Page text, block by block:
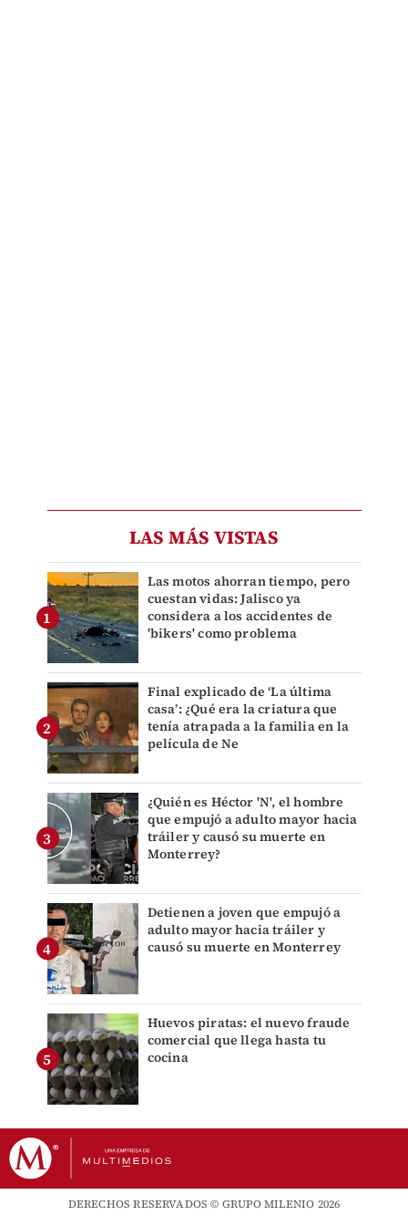
LAS MÁS VISTAS
Las motos ahorran tiempo, pero
cuestan vidas: Jalisco ya
considera a los accidentes de
'bikers' como problema
Final explicado de ‘La última
casa’: ¿Qué era la criatura que
tenía atrapada a la familia en la
película de Ne
¿Quién es Héctor 'N', el hombre
que empujó a adulto mayor hacia
tráiler y causó su muerte en
Monterrey?
Detienen a joven que empujó a
adulto mayor hacia tráiler y
causó su muerte en Monterrey
Huevos piratas: el nuevo fraude
comercial que llega hasta tu
cocina
DERECHOS RESERVADOS © GRUPO MILENIO 2026